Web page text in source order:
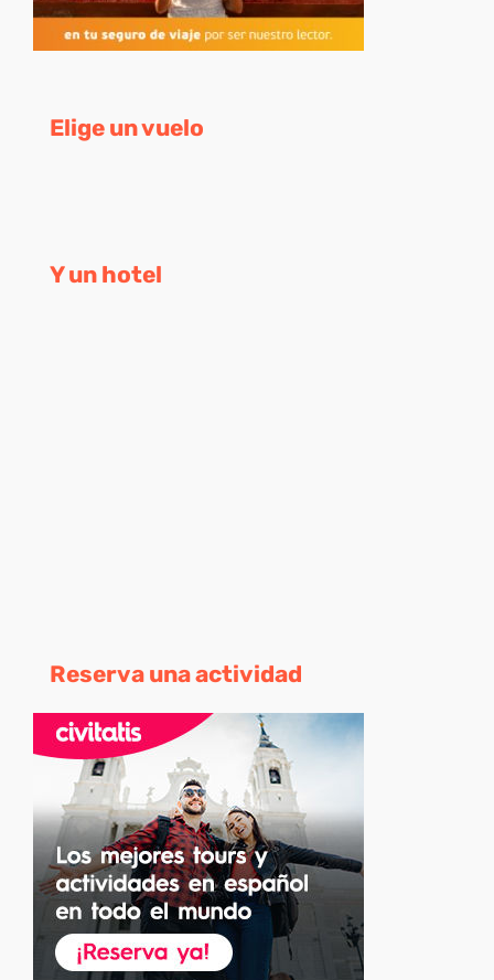
Elige un vuelo
Y un hotel
Reserva una actividad